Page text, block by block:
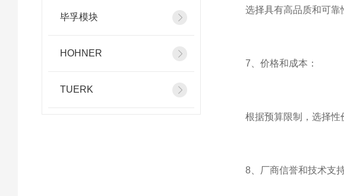
毕孚模块
HOHNER
TUERK
选择具有高品质和可靠性
7、价格和成本：
根据预算限制，选择性价
8、厂商信誉和技术支持